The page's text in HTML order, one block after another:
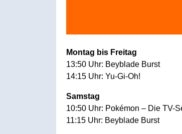
Montag bis Freitag
13:50 Uhr: Beyblade Burst
14:15 Uhr: Yu-Gi-Oh!
Samstag
10:50 Uhr: Pokémon – Die TV-
11:15 Uhr: Beyblade Burst